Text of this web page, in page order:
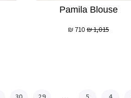
Pamila Blouse
1,015
₪
710
₪